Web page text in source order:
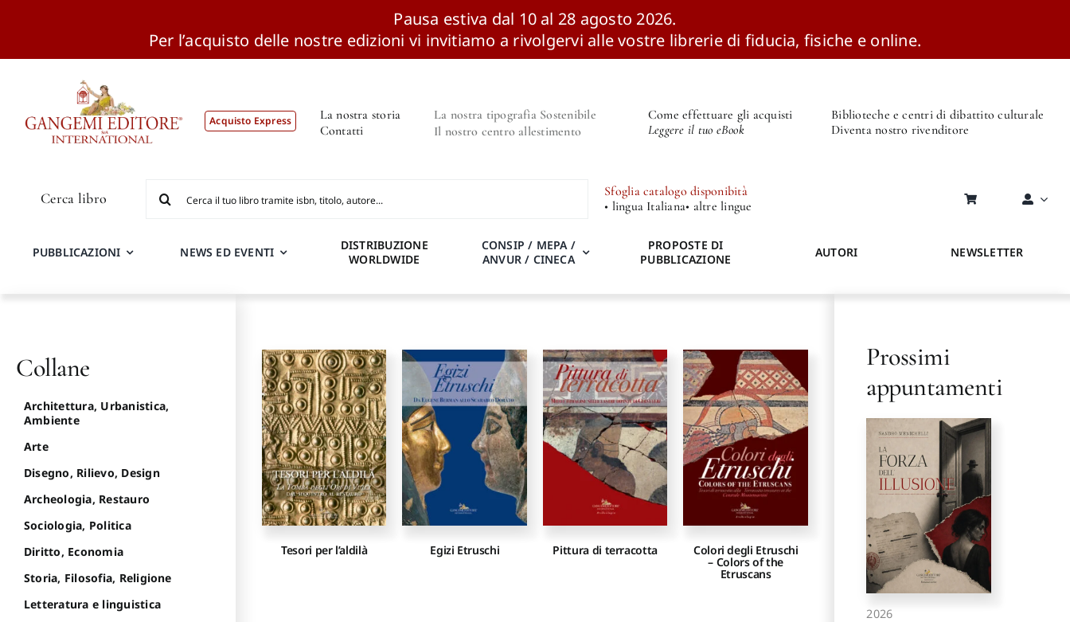
Pausa estiva dal 10 al 28 agosto 2026.
Per l’acquisto delle nostre edizioni vi invitiamo a rivolgervi alle vostre librerie di fiducia, fisiche e online.
Acquisto Express
La nostra storia
Contatti
La nostra tipografia Sostenibile
Il nostro centro allestimento
Come effettuare gli acquisti
Leggere il tuo eBook
Biblioteche e centri di dibattito culturale
Diventa nostro rivenditore
Cerca libro
per:
Sfoglia catalogo disponibità
• lingua Italiana• altre lingue
PUBBLICAZIONI NEWS ED EVENTI
DISTRIBUZIONE
WORLDWIDE
CONSIP / MEPA /
ANVUR / CINECA
PROPOSTE DI
PUBBLICAZIONE
AUTORI NEWSLETTER
Tesori per l’aldilà Egizi Etruschi Pittura di terracotta Colori degli Etruschi
– Colors of the
Etruscans
Collane
Architettura, Urbanistica,
Ambiente
Arte
Disegno, Rilievo, Design
Archeologia, Restauro
Sociologia, Politica
Diritto, Economia
Storia, Filosofia, Religione
Letteratura e linguistica
Prossimi
appuntamenti
2026